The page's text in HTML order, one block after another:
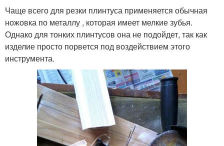
Чаще всего для резки плинтуса применяется обычная
ножовка по металлу , которая имеет мелкие зубья.
Однако для тонких плинтусов она не подойдет, так как
изделие просто порвется под воздействием этого
инструмента.